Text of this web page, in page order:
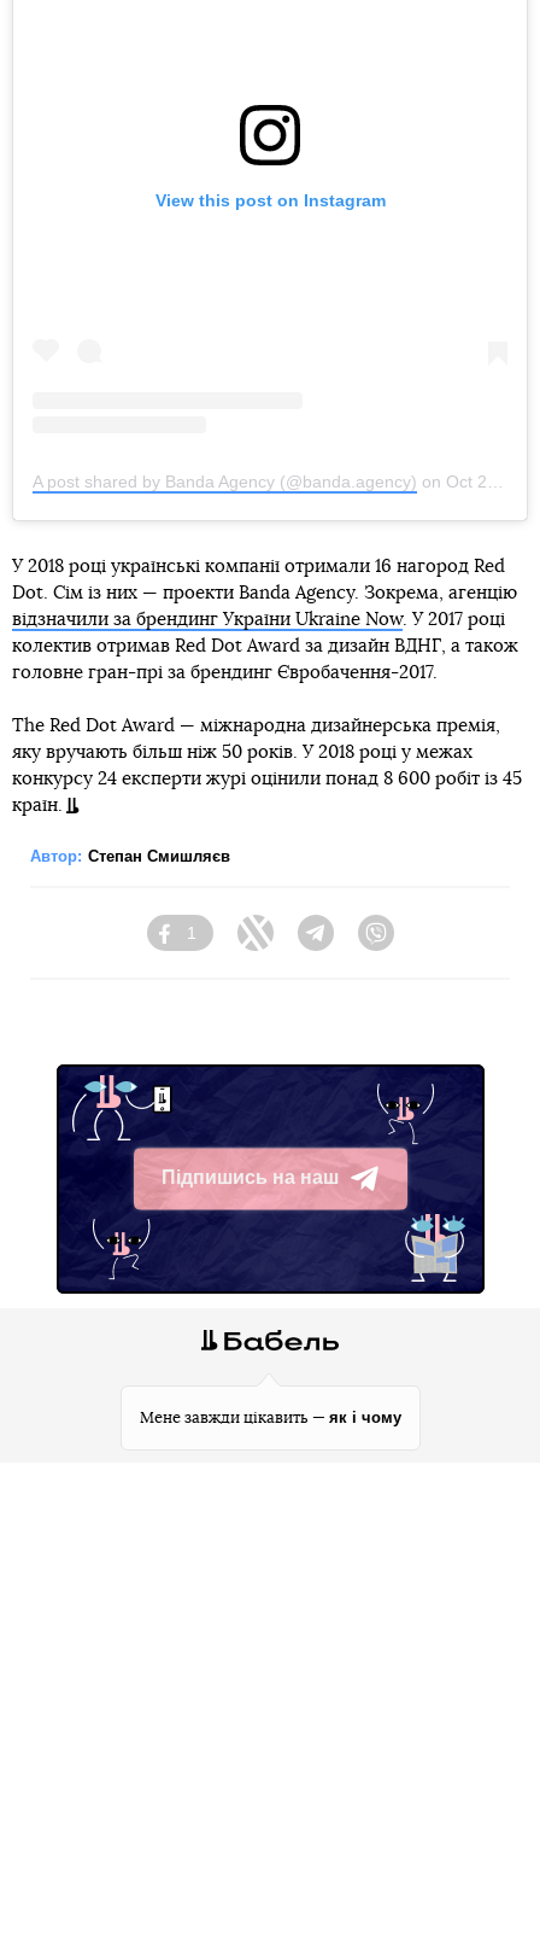
View this post on Instagram
A post shared by Banda Agency (@banda.agency) on Oct 26, 2018 at 11:46am PDT
У 2018 році українські компанії отримали 16 нагород Red
Dot. Сім із них — проекти Banda Agency. Зокрема, агенцію
відзначили за брендинг України Ukraine Now. У 2017 році
колектив отримав Red Dot Award за дизайн ВДНГ, а також
головне гран-прі за брендинг Євробачення-2017.
The Red Dot Award — міжнародна дизайнерська премія,
яку вручають більш ніж 50 років. У 2018 році у межах
конкурсу 24 експерти журі оцінили понад 8 600 робіт із 45
країн.
Автор: Степан Смишляєв
Facebook
1
Twitter TelegramViber
Підпишись на наш
Telegram
Мене завжди цікавить — як і чому